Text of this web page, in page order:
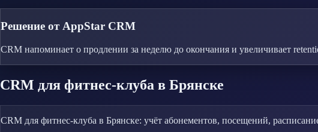
Решение от AppStar CRM
CRM напоминает о продлении за неделю до окончания и увеличивает
CRM для фитнес-клуба в Брянске
CRM для фитнес-клуба в Брянске: учёт абонементов, посещений,